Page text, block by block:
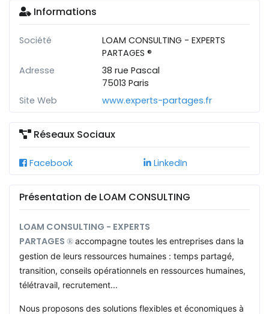
Informations
Société
LOAM CONSULTING - EXPERTS
PARTAGES ®
Adresse
38 rue Pascal
75013 Paris
Site Web
www.experts-partages.fr
Réseaux Sociaux
Facebook LinkedIn
Présentation de LOAM CONSULTING
LOAM CONSULTING - EXPERTS
PARTAGES ®accompagne toutes les entreprises dans la
gestion de leurs ressources humaines : temps partagé,
transition, conseils opérationnels en ressources humaines,
télétravail, recrutement...
Nous proposons des solutions flexibles et économiques à